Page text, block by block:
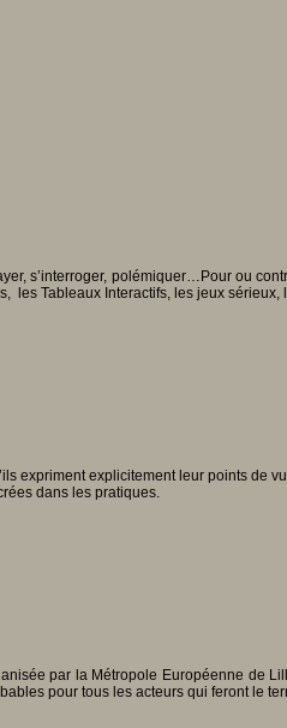
s’interroger, polémiquer…Pour ou
Tableaux Interactifs, les jeux
expriment explicitement leur points
dans les pratiques.
par la Métropole Européenne de
pour tous les acteurs qui feront le